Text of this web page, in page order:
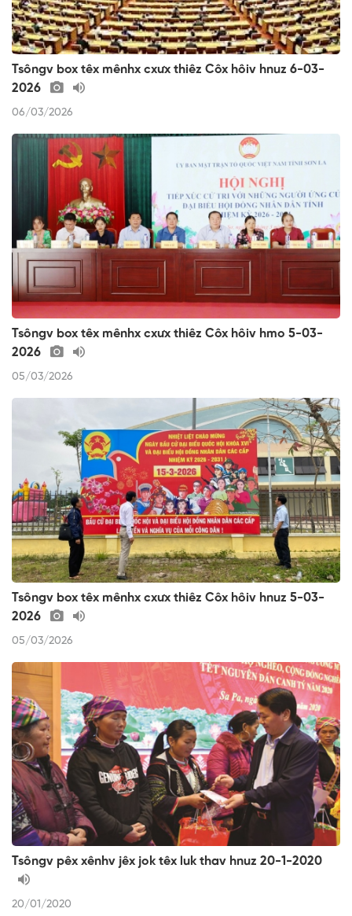
Tsôngv box têx mênhx cxưx thiêz Côx hôiv hnuz 6-03-
2026
06/03/2026
Tsôngv box têx mênhx cxưx thiêz Côx hôiv hmo 5-03-
2026
05/03/2026
Tsôngv box têx mênhx cxưx thiêz Côx hôiv hnuz 5-03-
2026
05/03/2026
Tsôngv pêx xênhv jêx jok têx luk thav hnuz 20-1-2020
20/01/2020